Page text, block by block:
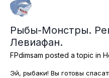
Рыбы-Монстры.
Левиафан.
FPdimsam posted a topic in
Эй, рыбаки! Вы готовы